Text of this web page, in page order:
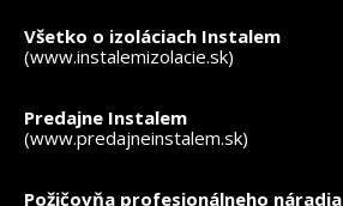
Všetko o izoláciach Instalem
(www.instalemizolacie.sk)
Predajne Instalem
(www.predajneinstalem.sk)
Požičovňa profesionálneho náradia